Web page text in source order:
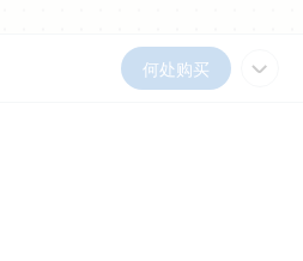
何处购买